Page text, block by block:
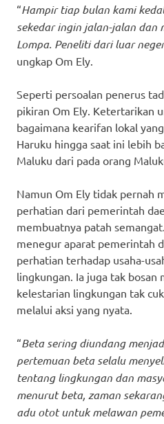
“Hampir tiap bulan kami
sekedar ingin jalan-jalan dan
Lompa. Peneliti dari luar
ungkap Om Ely.
Seperti persoalan penerus
pikiran Om Ely. Ketertarikan
bagaimana kearifan lokal
Haruku hingga saat ini lebih
Maluku dari pada orang
Namun Om Ely tidak pernah
perhatian dari pemerintah
membuatnya patah
menegur aparat pemerintah
perhatian terhadap usaha-
lingkungan. Ia juga tak bosan
kelestarian lingkungan tak
melalui aksi yang nyata.
“Beta sering diundang
pertemuan beta selalu
tentang lingkungan dan
menurut beta, zaman
adu otot untuk melawan